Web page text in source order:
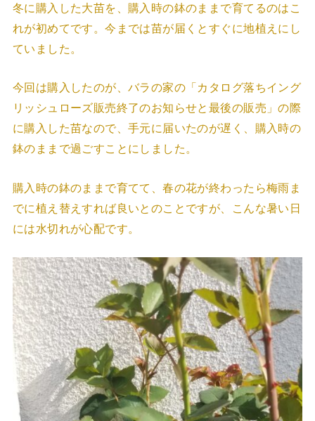
冬に購入した大苗を、購入時の鉢のままで育てるのはこ
れが初めてです。今までは苗が届くとすぐに地植えにし
ていました。
今回は購入したのが、バラの家の「カタログ落ちイング
リッシュローズ販売終了のお知らせと最後の販売」の際
に購入した苗なので、手元に届いたのが遅く、購入時の
鉢のままで過ごすことにしました。
購入時の鉢のままで育てて、春の花が終わったら梅雨ま
でに植え替えすれば良いとのことですが、こんな暑い日
には水切れが心配です。